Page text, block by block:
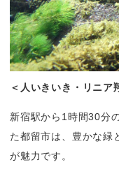
＜人いきいき・リニア
新宿駅から1時間30分
た都留市は、豊かな緑
が魅力です。